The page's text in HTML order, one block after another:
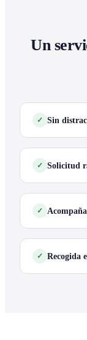
Un
Sin
Solicitud
Recogida